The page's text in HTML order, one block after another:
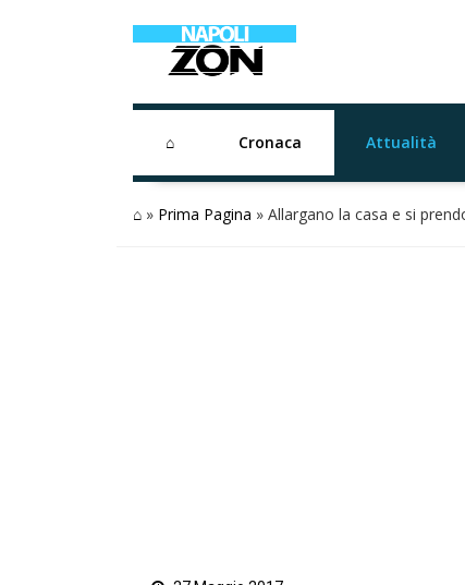
⌂ Cronaca Attualità
⌂ » Prima Pagina » Allargano la casa e si